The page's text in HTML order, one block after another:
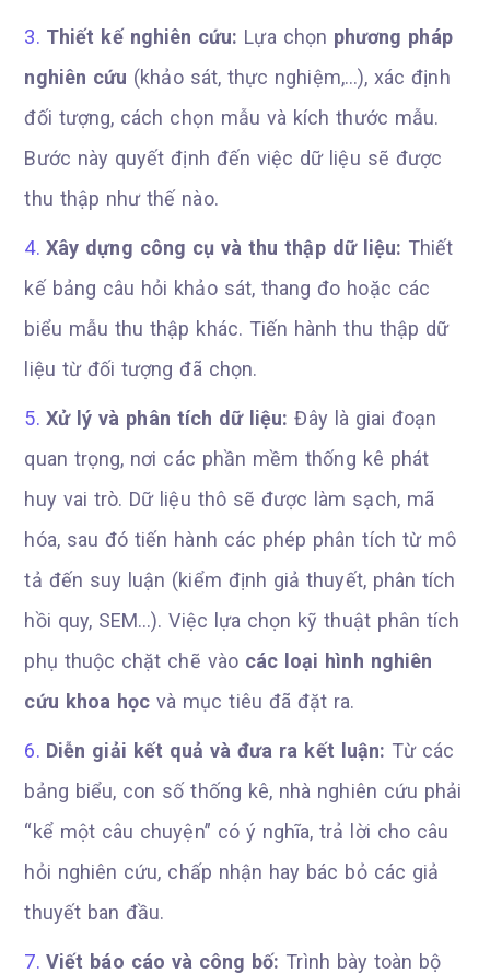
Thiết kế nghiên cứu: Lựa chọn phương pháp
nghiên cứu (khảo sát, thực nghiệm,…), xác định
đối tượng, cách chọn mẫu và kích thước mẫu.
Bước này quyết định đến việc dữ liệu sẽ được
thu thập như thế nào.
Xây dựng công cụ và thu thập dữ liệu: Thiết
kế bảng câu hỏi khảo sát, thang đo hoặc các
biểu mẫu thu thập khác. Tiến hành thu thập dữ
liệu từ đối tượng đã chọn.
Xử lý và phân tích dữ liệu: Đây là giai đoạn
quan trọng, nơi các phần mềm thống kê phát
huy vai trò. Dữ liệu thô sẽ được làm sạch, mã
hóa, sau đó tiến hành các phép phân tích từ mô
tả đến suy luận (kiểm định giả thuyết, phân tích
hồi quy, SEM…). Việc lựa chọn kỹ thuật phân tích
phụ thuộc chặt chẽ vào các loại hình nghiên
cứu khoa học và mục tiêu đã đặt ra.
Diễn giải kết quả và đưa ra kết luận: Từ các
bảng biểu, con số thống kê, nhà nghiên cứu phải
“kể một câu chuyện” có ý nghĩa, trả lời cho câu
hỏi nghiên cứu, chấp nhận hay bác bỏ các giả
thuyết ban đầu.
Viết báo cáo và công bố: Trình bày toàn bộ